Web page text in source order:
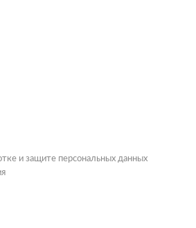
и защите персональных данных